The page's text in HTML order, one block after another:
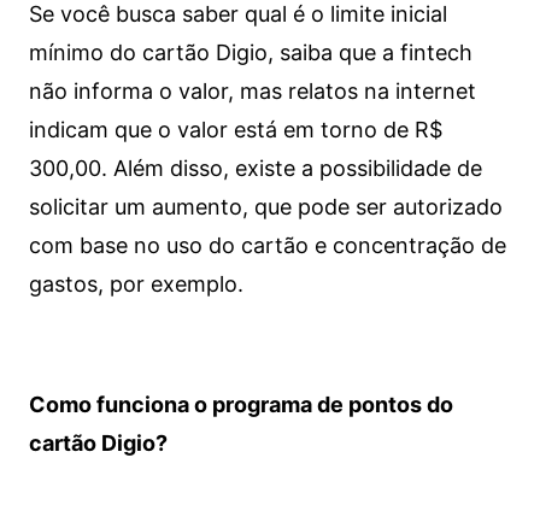
Se você busca saber qual é o limite inicial
mínimo do cartão Digio, saiba que a fintech
não informa o valor, mas relatos na internet
indicam que o valor está em torno de R$
300,00. Além disso, existe a possibilidade de
solicitar um aumento, que pode ser autorizado
com base no uso do cartão e concentração de
gastos, por exemplo.
Como funciona o programa de pontos do
cartão Digio?